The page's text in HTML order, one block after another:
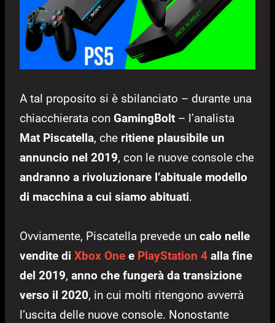
A tal proposito si è sbilanciato – durante una
chiacchierata con GamingBolt – l’analista
Mat Piscatella, che ritiene plausibile un
annuncio nel 2019, con le nuove console che
andranno a rivoluzionare l’abituale modello
di macchina a cui siamo abituati.
Ovviamente, Piscatella prevede un calo nelle
vendite di Xbox One e PlayStation 4 alla fine
del 2019, anno che fungerà da transizione
verso il 2020, in cui molti ritengono avverrà
l’uscita delle nuove console. Nonostante